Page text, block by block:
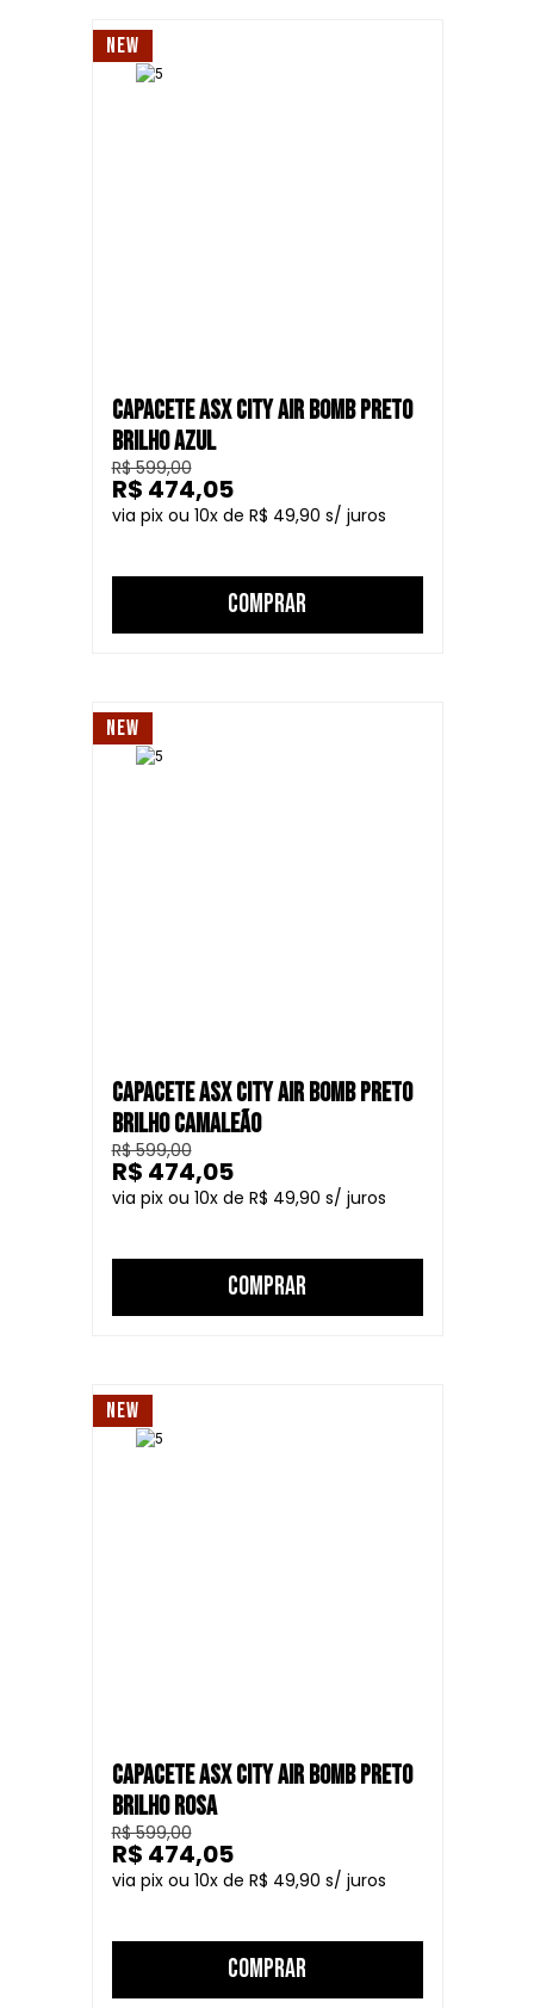
NEW
CAPACETE ASX CITY AIR BOMB PRETO
BRILHO AZUL
R$ 599,00
10
R$ 49,90
R$ 474,05
COMPRAR
NEW
CAPACETE ASX CITY AIR BOMB PRETO
BRILHO CAMALEÃO
R$ 599,00
10
R$ 49,90
R$ 474,05
COMPRAR
NEW
CAPACETE ASX CITY AIR BOMB PRETO
BRILHO ROSA
R$ 599,00
10
R$ 49,90
R$ 474,05
COMPRAR